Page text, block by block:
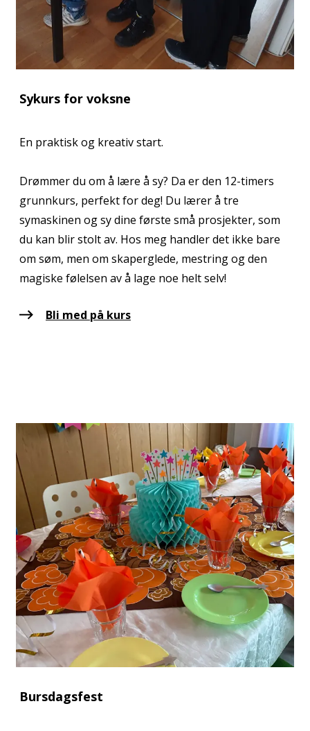
Sykurs for voksne
En praktisk og kreativ start.
Drømmer du om å lære å sy? Da er den 12-timers
grunnkurs, perfekt for deg! Du lærer å tre
symaskinen og sy dine første små prosjekter, som
du kan blir stolt av. Hos meg handler det ikke bare
om søm, men om skaperglede, mestring og den
magiske følelsen av å lage noe helt selv!
Bli med på kurs
Bursdagsfest